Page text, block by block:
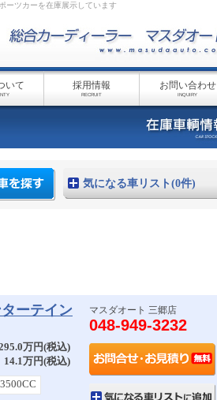
ーツカーを在庫展示しています
いて 採用情報
RECRUIT
お問い合わせ
INQUIRY
気になる車リスト(0件)
ーテイン
万円(税込)
14.1万円(税込)
3500CC
マスダオート 三郷店
048-949-3232